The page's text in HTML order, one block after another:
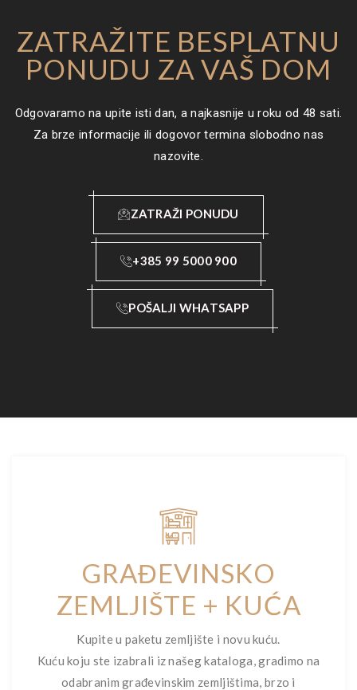
ZATRAŽITE BESPLATNU
PONUDU ZA VAŠ DOM
Odgovaramo na upite isti dan, a najkasnije u roku od 48 sati.
Za brze informacije ili dogovor termina slobodno nas
nazovite.
ZATRAŽI PONUDU
+385 99 5000 900
POŠALJI WHATSAPP
GRAĐEVINSKO
ZEMLJIŠTE + KUĆA
Kupite u paketu zemljište i novu kuću.
Kuću koju ste izabrali iz našeg kataloga, gradimo na
odabranim građevinskim zemljištima, brzo i